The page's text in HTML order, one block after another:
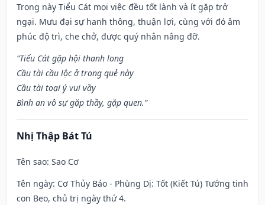
Trong này Tiểu Cát mọi việc đều tốt lành và ít gặp trở
ngại. Mưu đại sự hanh thông, thuận lợi, cùng với đó âm
phúc độ trì, che chở, được quý nhân nâng đỡ.
“Tiểu Cát gặp hội thanh long
Cầu tài cầu lộc ở trong quẻ này
Cầu tài toại ý vui vầy
Bình an vô sự gặp thầy, gặp quen.”
Nhị Thập Bát Tú
Tên sao: Sao Cơ
Tên ngày: Cơ Thủy Báo - Phùng Dị: Tốt (Kiết Tú) Tướng tinh
con Beo, chủ trị ngày thứ 4.